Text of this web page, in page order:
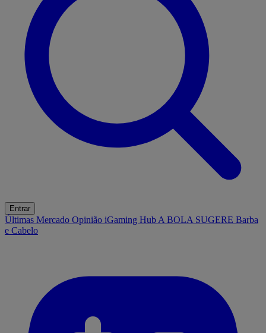
Entrar
Últimas Mercado Opinião iGaming Hub A BOLA SUGERE Barba
e Cabelo